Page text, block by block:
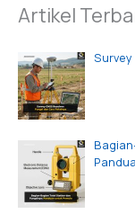
Artikel
Survey